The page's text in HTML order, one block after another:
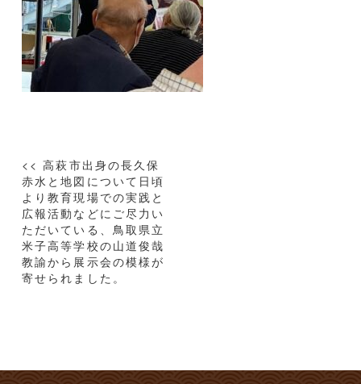
投
稿
ナ
ビ
ゲ
ー
シ
<< 高萩市出身の長久保
赤水と地図について日頃
より教育現場での実践と
広報活動などにご尽力い
ただいている、鳥取県立
米子高等学校の山道俊哉
教諭から展示会の模様が
寄せられました。